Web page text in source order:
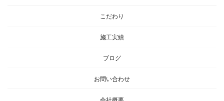
こだわり
施工実績
ブログ
お問い合わせ